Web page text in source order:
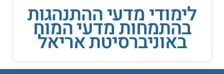
לימודי מדעי ההתנהגות
בהתמחות מדעי המוח
באוניברסיטת אריאל